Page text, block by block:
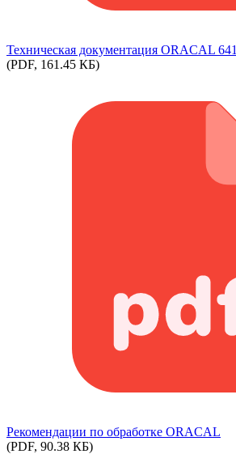
Техническая документация ORACAL 641
(PDF, 161.45 КБ)
Рекомендации по обработке ORACAL
(PDF, 90.38 КБ)